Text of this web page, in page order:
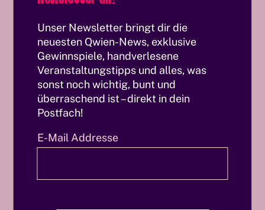
es die Universitätsprofessorinnen und
Unternehmerinnen in Deutschland auch nicht.
Erst als der Deutsche Akademikerinnenbund
auf die sehr männlich dominierte Besetzung
von Professuren aufmerksam machte, änderte
sich nach jahrzehntelangem Kampf die
zu verdanken, dass der Kreis von
Unser Newsletter bringt dir die
neuesten Qwien-News, exklusive
Gewinnspiele, handverlesene
Veranstaltungstipps und alles, was
sonst noch wichtig, bunt und
überraschend ist – direkt in dein
Postfach!
E-Mail Addresse